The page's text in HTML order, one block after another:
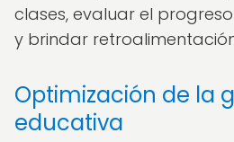
clases, evaluar el
y brindar
Optimización de la
educativa